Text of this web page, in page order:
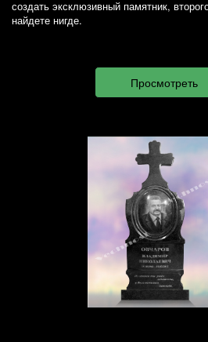
создать эксклюзивный памятник,
найдете нигде.